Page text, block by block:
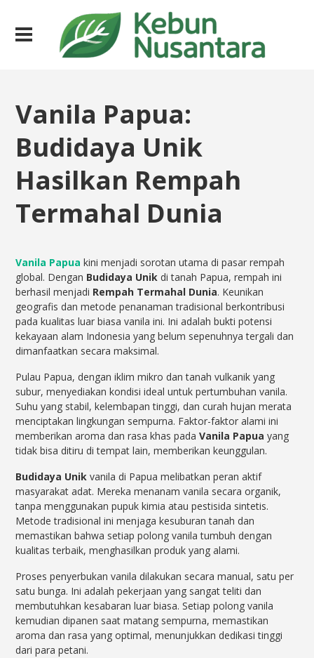
Vanila Papua:
Budidaya Unik
Hasilkan Rempah
Termahal Dunia
Vanila Papua kini menjadi sorotan utama di pasar rempah
global. Dengan Budidaya Unik di tanah Papua, rempah ini
berhasil menjadi Rempah Termahal Dunia. Keunikan
geografis dan metode penanaman tradisional berkontribusi
pada kualitas luar biasa vanila ini. Ini adalah bukti potensi
kekayaan alam Indonesia yang belum sepenuhnya tergali dan
dimanfaatkan secara maksimal.
Pulau Papua, dengan iklim mikro dan tanah vulkanik yang
subur, menyediakan kondisi ideal untuk pertumbuhan vanila.
Suhu yang stabil, kelembapan tinggi, dan curah hujan merata
menciptakan lingkungan sempurna. Faktor-faktor alami ini
memberikan aroma dan rasa khas padaVanila Papua yang
tidak bisa ditiru di tempat lain, memberikan keunggulan.
Budidaya Unik vanila di Papua melibatkan peran aktif
masyarakat adat. Mereka menanam vanila secara organik,
tanpa menggunakan pupuk kimia atau pestisida sintetis.
Metode tradisional ini menjaga kesuburan tanah dan
memastikan bahwa setiap polong vanila tumbuh dengan
kualitas terbaik, menghasilkan produk yang alami.
Proses penyerbukan vanila dilakukan secara manual, satu per
satu bunga. Ini adalah pekerjaan yang sangat teliti dan
membutuhkan kesabaran luar biasa. Setiap polong vanila
kemudian dipanen saat matang sempurna, memastikan
aroma dan rasa yang optimal, menunjukkan dedikasi tinggi
dari para petani.